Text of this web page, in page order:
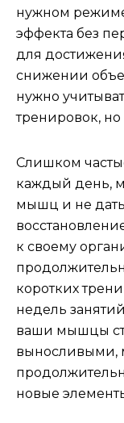
нужном
эффекта без
для
снижении
нужно
тренировок, но
Слишком
каждый день,
мышц и не
к своему
коротких
недель
ваши мышцы
выносливыми,
новые